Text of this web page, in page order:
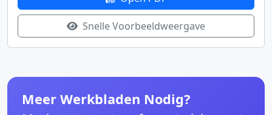
Snelle Voorbeeldweergave
Meer Werkbladen Nodig?